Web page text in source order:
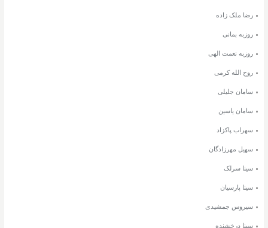
رضا ملک زاده
روزبه بمانی
روزبه نعمت الهی
روح الله کرمی
سامان جلیلی
سامان یاسین
سهراب پاکزاد
سهیل مهرزادگان
سینا سرلک
سینا پارسیان
سیروس جمشیدی
سینا درخشنده